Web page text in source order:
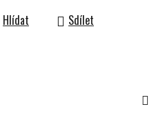
Hlídat Sdílet